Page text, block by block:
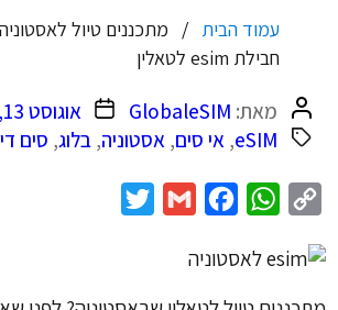
עמוד הבית
מתכננים טיול
חבילת esim לטאלין
המחבר
הפוסט
מאת: GlobaleSIM תאריך
פוסט
אוגוסט 13, 2023
eSIM
, אי סים, אסטוניה,בלוג, סים
Copy
WhatsApp
Facebook
Gmail